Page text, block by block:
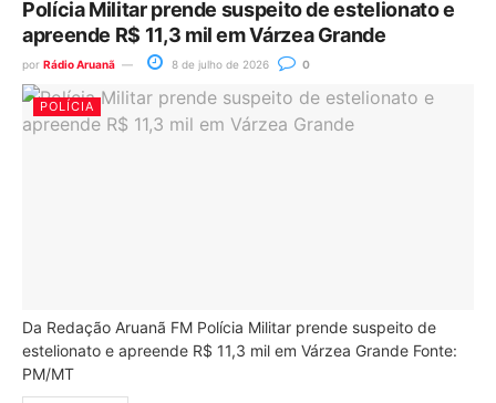
Polícia Militar prende suspeito de estelionato e
apreende R$ 11,3 mil em Várzea Grande
por Rádio Aruanã 8 de julho de 2026 0
POLÍCIA
Da Redação Aruanã FM Polícia Militar prende suspeito de
estelionato e apreende R$ 11,3 mil em Várzea Grande Fonte:
PM/MT